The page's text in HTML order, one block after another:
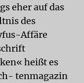
eher auf das
des
Affäre
heißt es
tenmagazin